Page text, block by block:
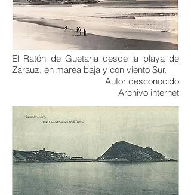
El Ratón de Guetaria desde la playa de
Zarauz, en marea baja y con viento Sur.
Autor desconocido
Archivo internet